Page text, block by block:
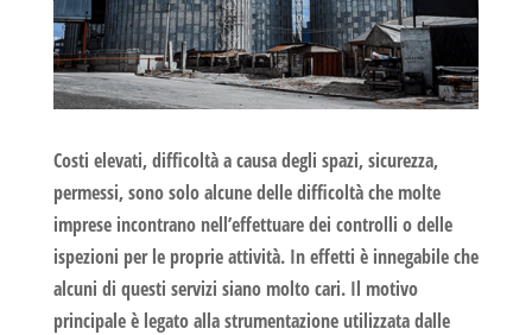
Costi elevati, difficoltà a causa degli spazi, sicurezza,
permessi, sono solo alcune delle difficoltà che molte
imprese incontrano nell’effettuare dei controlli o delle
ispezioni per le proprie attività. In effetti è innegabile che
alcuni di questi servizi siano molto cari. Il motivo
principale è legato alla strumentazione utilizzata dalle